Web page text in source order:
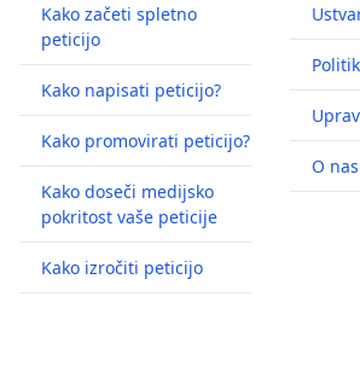
Kako začeti spletno
peticijo
Kako napisati peticijo?
Kako promovirati peticijo?
Kako doseči medijsko
pokritost vaše peticije
Kako izročiti peticijo
O nas